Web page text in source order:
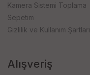
Kamera Sistemi Toplama
Sepetim
Gizlilik ve Kullanım Şartları
Alışveriş